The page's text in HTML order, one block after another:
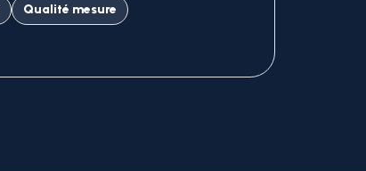
Qualité mesure